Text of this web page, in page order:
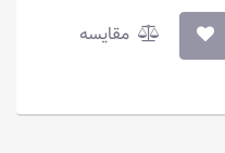
مقایسه